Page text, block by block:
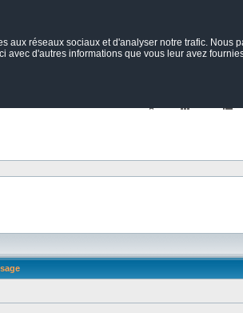
réseaux sociaux et d'analyser notre trafic. Nous
d'autres informations que vous leur avez